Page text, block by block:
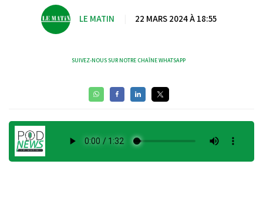
LE MATIN 22 MARS 2024 À 18:55
SUIVEZ-NOUS SUR NOTRE CHAÎNE WHATSAPP